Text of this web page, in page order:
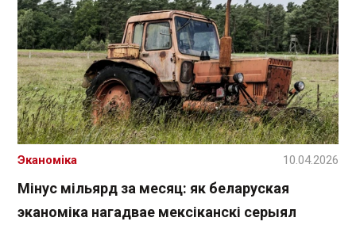
Мінус мільярд за месяц: як беларуская
эканоміка нагадвае мексіканскі серыял
Эканоміка 10.04.2026